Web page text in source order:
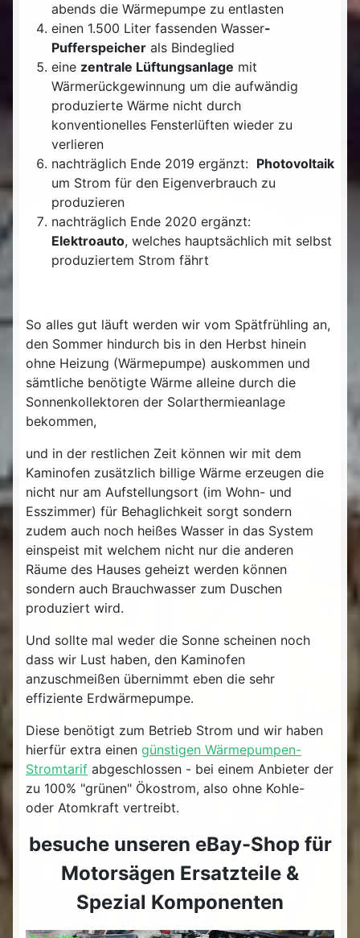
abends die Wärmepumpe zu entlasten
einen 1.500 Liter fassenden Wasser-
Pufferspeicher als Bindeglied
eine zentrale Lüftungsanlage mit
Wärmerückgewinnung um die aufwändig
produzierte Wärme nicht durch
konventionelles Fensterlüften wieder zu
verlieren
nachträglich Ende 2019 ergänzt: Photovoltaik
um Strom für den Eigenverbrauch zu
produzieren
nachträglich Ende 2020 ergänzt:
Elektroauto, welches hauptsächlich mit selbst
produziertem Strom fährt
So alles gut läuft werden wir vom Spätfrühling an,
den Sommer hindurch bis in den Herbst hinein
ohne Heizung (Wärmepumpe) auskommen und
sämtliche benötigte Wärme alleine durch die
Sonnenkollektoren der Solarthermieanlage
bekommen,
und in der restlichen Zeit können wir mit dem
Kaminofen zusätzlich billige Wärme erzeugen die
nicht nur am Aufstellungsort (im Wohn- und
Esszimmer) für Behaglichkeit sorgt sondern
zudem auch noch heißes Wasser in das System
einspeist mit welchem nicht nur die anderen
Räume des Hauses geheizt werden können
sondern auch Brauchwasser zum Duschen
produziert wird.
Und sollte mal weder die Sonne scheinen noch
dass wir Lust haben, den Kaminofen
anzuschmeißen übernimmt eben die sehr
effiziente Erdwärmepumpe.
Diese benötigt zum Betrieb Strom und wir haben
hierfür extra einen günstigen Wärmepumpen-
Stromtarif abgeschlossen - bei einem Anbieter der
zu 100% "grünen" Ökostrom, also ohne Kohle-
oder Atomkraft vertreibt.
besuche unseren eBay-Shop für
Motorsägen Ersatzteile &
Spezial Komponenten